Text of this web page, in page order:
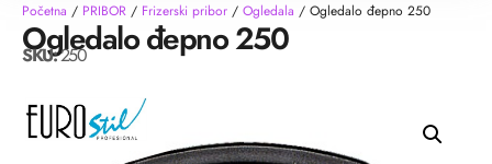
Početna / PRIBOR / Frizerski pribor / Ogledala / Ogledalo đepno 250
Ogledalo đepno 250
SKU:250